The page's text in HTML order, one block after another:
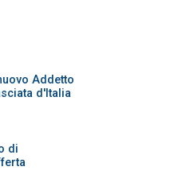
Addetto
d'Italia
di